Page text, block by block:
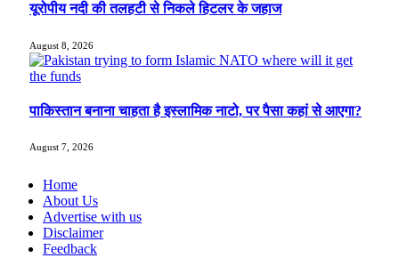
यूरोपीय नदी की तलहटी से निकले हिटलर के जहाज
August 8, 2026
पाकिस्तान बनाना चाहता है इस्लामिक नाटो, पर पैसा कहां से आएगा?
August 7, 2026
Home
About Us
Advertise with us
Disclaimer
Feedback